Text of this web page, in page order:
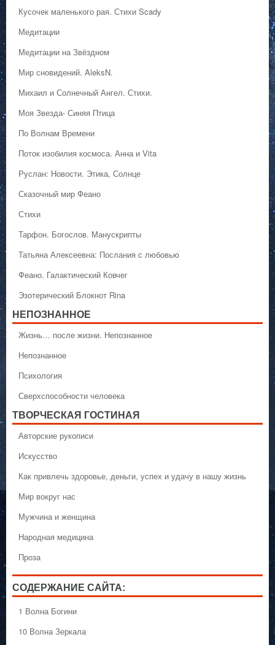
Кусочек маленького рая. Стихи Scady
Медитации
Медитации на Звёздном
Мир сновидений. AleksN.
Михаил и Солнечный Ангел. Стихи.
Моя Звезда- Синяя Птица
По Волнам Времени
Поток изобилия космоса. Анна и Vita
Руслан: Новости. Этика, Солнце
Сказочный мир Феано
Стихи
Тарфон. Богослов. Манускрипты
Татьяна Алексеевна: Послания с любовью
Феано. Галактический Ковчег
Эзотерический Блокнот Rina
НЕПОЗНАННОЕ
Жизнь… после жизни. Непознанное
Непознанное
Психология
Сверхспособности человека
ТВОРЧЕСКАЯ ГОСТИНАЯ
Авторские рукописи
Искусство
Как привлечь здоровье, деньги, успех и удачу в нашу жизнь
Мир вокруг нас
Мужчина и женщина
Народная медицина
Проза
СОДЕРЖАНИЕ САЙТА:
1 Волна Богини
10 Волна Зеркала